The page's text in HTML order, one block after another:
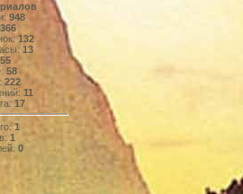
948
132
13
55
58
222
11
17
1
1
0